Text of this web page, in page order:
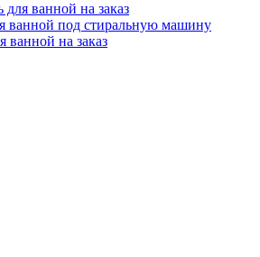
для ванной на заказ
ванной под стиральную машину
на заказ